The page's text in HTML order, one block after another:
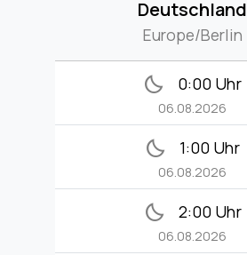
Deutschland
Europe/Berlin
bedtime 0:00 Uhr
06.08.2026
bedtime 1:00 Uhr
06.08.2026
bedtime 2:00 Uhr
06.08.2026